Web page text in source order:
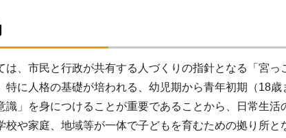
、市民と行政が共有する人づくりの指針となる「宮
特に人格の基礎が培われる、幼児期から青年初期（18
識」を身につけることが重要であることから、日常生
校や家庭、地域等が一体で子どもを育むための拠り所と